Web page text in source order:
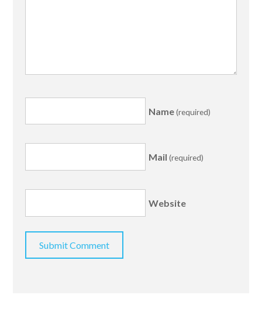
Name(required)
Mail (required)
Website